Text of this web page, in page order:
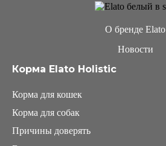
О бренде Elato
Новости
Корма Elato Holistic
Корма для кошек
Корма для собак
Причины доверять